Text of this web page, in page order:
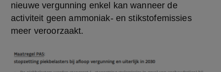
nieuwe vergunning enkel kan wanneer de
activiteit geen ammoniak- en stikstofemissies
meer veroorzaakt.